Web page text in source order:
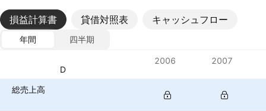
損益計算書 貸借対照表 キャッシュフロー
年間
四半期
通貨: USD
2006 2007
総売上高